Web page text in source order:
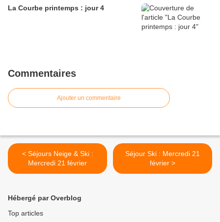
La Courbe printemps : jour 4
Commentaires
Ajouter un commentaire
< Séjours Neige & Ski :
Mercredi 21 février
Séjour Ski : Mercredi 21
février >
Hébergé par Overblog
Top articles